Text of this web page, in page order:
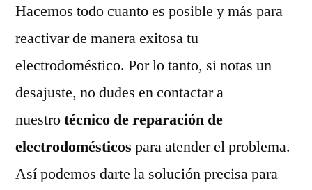
Hacemos todo cuanto es posible y más para
reactivar de manera exitosa tu
electrodoméstico. Por lo tanto, si notas un
desajuste, no dudes en contactar a
nuestrotécnico de reparación de
electrodomésticos para atender el problema.
Así podemos darte la solución precisa para